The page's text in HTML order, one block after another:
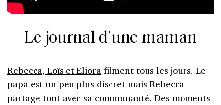
Le journal d’une maman
Rebecca, Loïs et Eliora filment tous les jours. Le
papa est un peu plus discret mais Rebecca
partage tout avec sa communauté. Des moments